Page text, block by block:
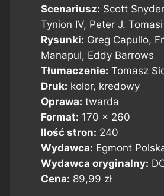
Scenariusz: Scott
Tynion IV, Peter J. Tomasi
Rysunki: Greg Capullo,
Manapul, Eddy Barrows
Tłumaczenie: Tomasz
Druk: kolor, kredowy
Oprawa: twarda
Format: 170 x 260
Ilość stron: 240
Wydawca: Egmont
Wydawca oryginalny:
Cena: 89,99 zł